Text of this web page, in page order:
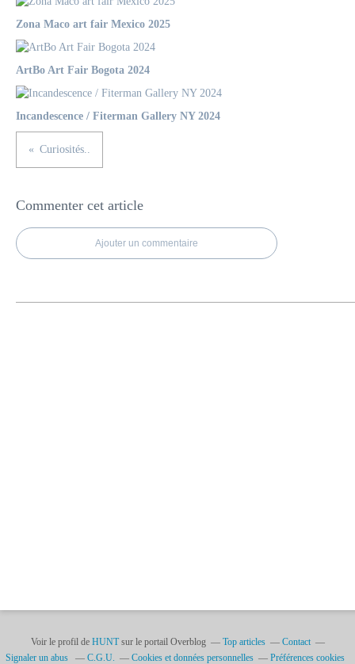
Zona Maco art fair Mexico 2025
ArtBo Art Fair Bogota 2024
Incandescence / Fiterman Gallery NY 2024
Curiosités..
Commenter cet article
Ajouter un commentaire
Voir le profil de HUNTsur le portail Overblog Top articles
Contact
Signaler un abus
C.G.U. Cookies et données personnelles Préférences cookies